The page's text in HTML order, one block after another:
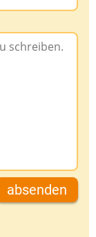
absenden